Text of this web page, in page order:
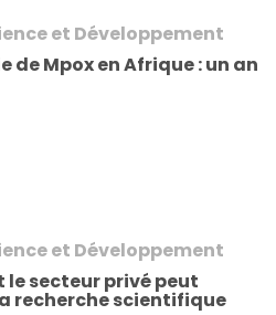
et Développement
de Mpox en Afrique : un an
et Développement
le secteur privé peut
recherche scientifique